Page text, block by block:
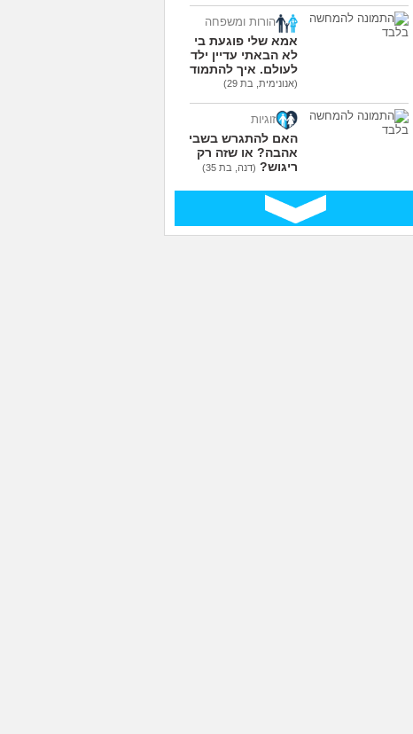
הורות ומשפחה
אמא שלי פוגעת בי כי
לא הבאתי עדיין ילדים
לעולם. איך להתמודד?
(אנונימית, בת 29)
זוגיות
האם להתגרש בשביל
אהבה? או שזה רק
ריגוש? (דנה, בת 35)